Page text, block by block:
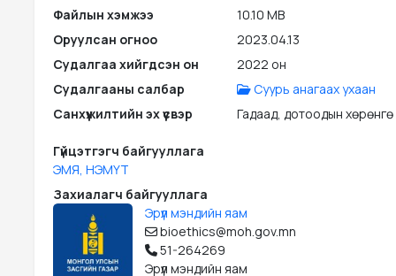
Файлын хэмжээ
10.10 MB
Оруулсан огноо
2023.04.13
Судалгаа хийгдсэн он
2022 он
Судалгааны салбар
Суурь анагаах ухаан
Санхүүжилтийн эх үүсвэр
Гадаад, дотоодын
Гүйцэтгэгч байгууллага
ЭМЯ, НЭМҮТ
Захиалагч байгууллага
Эрүүл мэндийн яам
bioethics@moh.gov.mn
51-264269
Эрүүл мэндийн яам